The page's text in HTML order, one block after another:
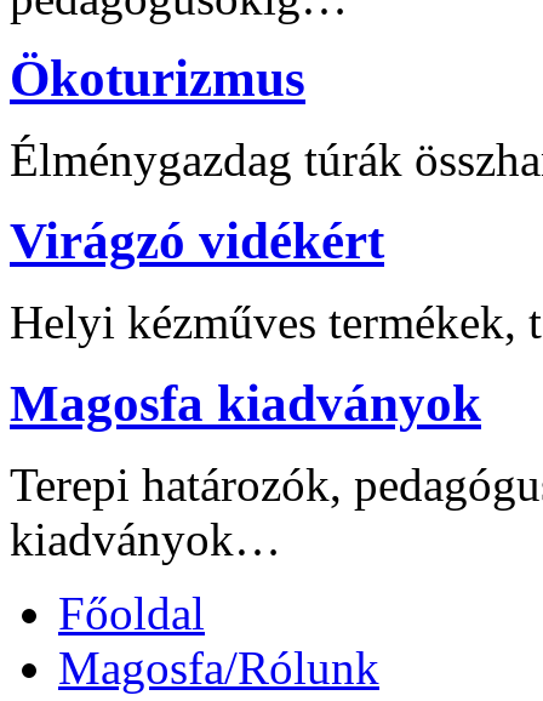
Ökoturizmus
Élménygazdag túrák
Virágzó vidékért
Helyi kézműves
Magosfa kiadványok
Terepi határozók,
kiadványok…
Főoldal
Magosfa/Rólunk